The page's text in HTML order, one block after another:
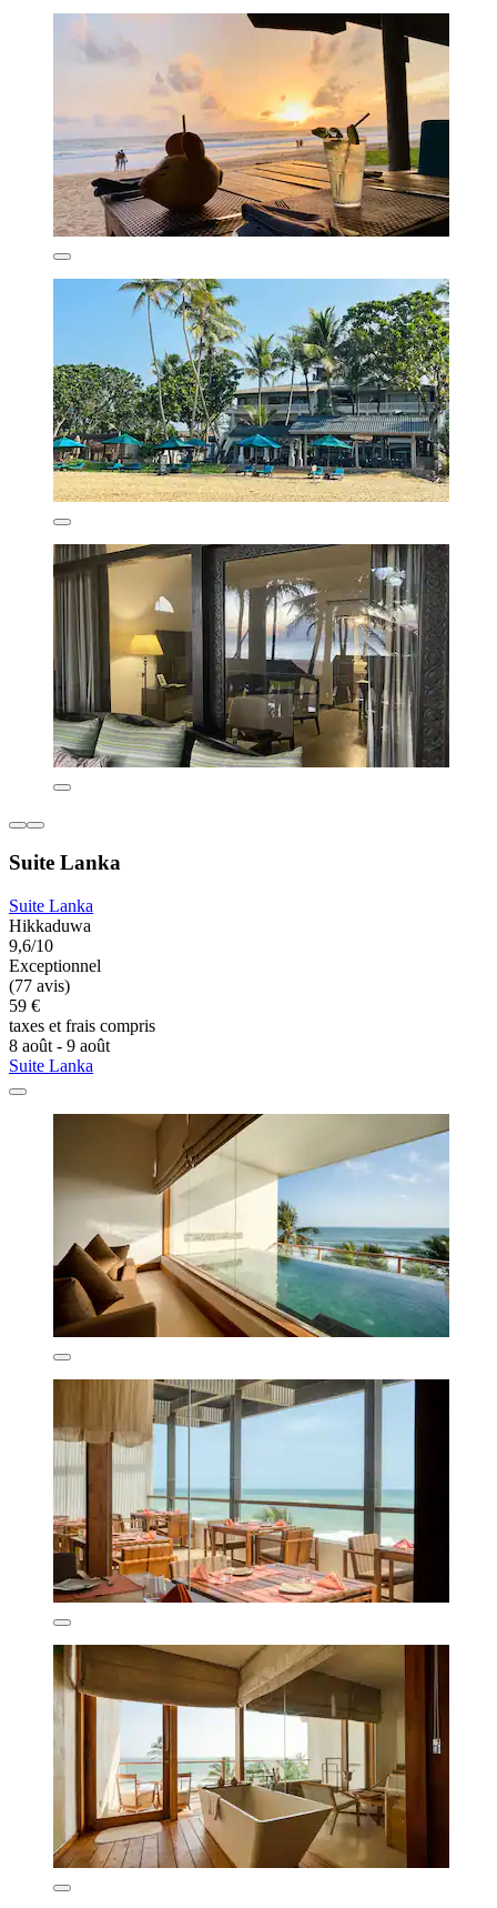
Suite Lanka
Suite Lanka
Hikkaduwa
9,6/10
Exceptionnel
(77 avis)
59 €
taxes et frais compris
8 août - 9 août
Suite Lanka